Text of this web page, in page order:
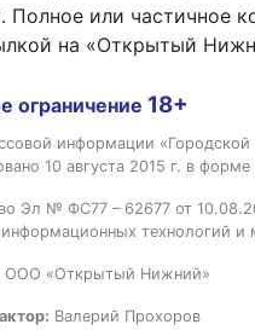
или частичное
на «Открытый
ограничение 18+
информации
10 августа 2015 г. в
Эл № ФС77 – 62677 от
информационных технологий
ООО «Открытый Нижний»
Валерий Прохоров